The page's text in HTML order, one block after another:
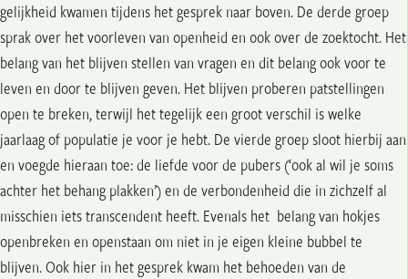
gelijkheid kwamen tijdens het gesprek naar boven. De derde groep
sprak over het voorleven van openheid en ook over de zoektocht. Het
belang van het blijven stellen van vragen en dit belang ook voor te
leven en door te blijven geven. Het blijven proberen patstellingen
open te breken, terwijl het tegelijk een groot verschil is welke
jaarlaag of populatie je voor je hebt. De vierde groep sloot hierbij aan
en voegde hieraan toe: de liefde voor de pubers (‘ook al wil je soms
achter het behang plakken’) en de verbondenheid die in zichzelf al
misschien iets transcendent heeft. Evenals het belang van hokjes
openbreken en openstaan om niet in je eigen kleine bubbel te
blijven. Ook hier in het gesprek kwam het behoeden van de